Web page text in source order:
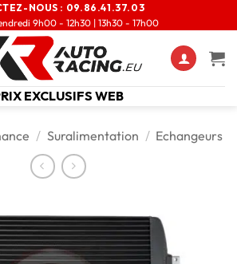
NOUS : 09.86.41.37.03
9h00 - 12h30 | 13h30 - 17h00
EXCLUSIFS WEB
/ Suralimentation / Echangeurs